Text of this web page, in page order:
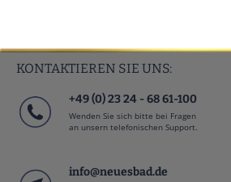
KONTAKTIEREN SIE UNS:
+49 (0) 23 24 - 68 61-100
Wenden Sie sich bitte bei Fragen
an unsern telefonischen Support.
info@neuesbad.de